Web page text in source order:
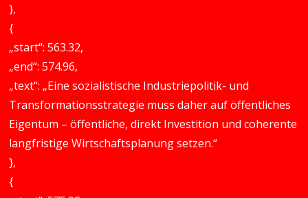
},
{
„start“: 563.32,
„end“: 574.96,
„text“: „Eine sozialistische Industriepolitik- und
Transformationsstrategie muss daher auf öffentliches
Eigentum – öffentliche, direkt Investition und coherente
langfristige Wirtschaftsplanung setzen.“
},
{